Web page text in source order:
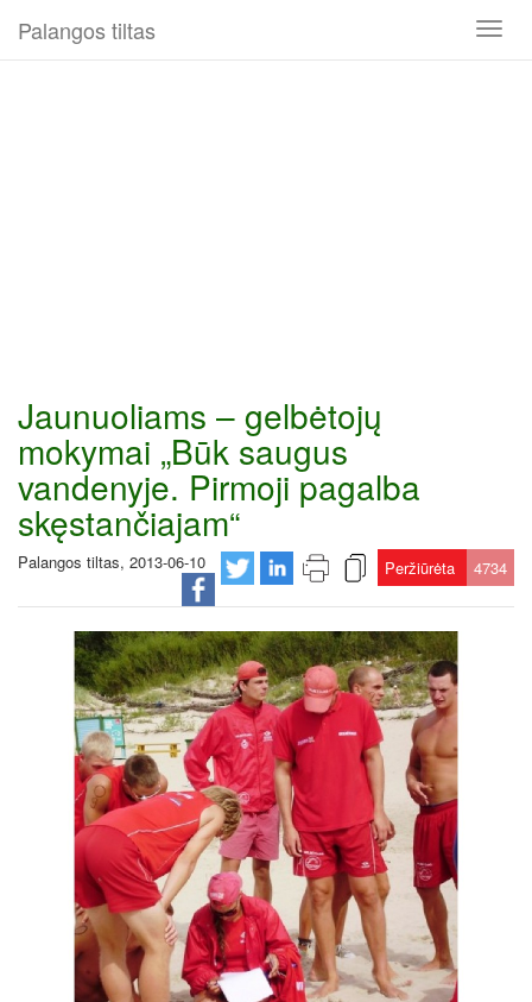
Toggle
Palangos tiltas
Jaunuoliams – gelbėtojų
mokymai „Būk saugus
vandenyje. Pirmoji pagalba
skęstančiajam“
Palangos tiltas, 2013-06-10 Peržiūrėta 4734